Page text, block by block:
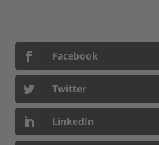
Facebook
Twitter
LinkedIn